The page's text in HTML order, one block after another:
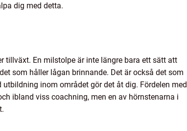
dig med detta.
tillväxt. En milstolpe är inte längre bara ett sätt att
som håller lågan brinnande. Det är också det som
inom området gör det åt dig. Fördelen med
ibland viss coachning, men en av hörnstenarna i